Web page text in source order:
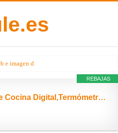
e imagen de dule.es
REBAJAS
Termómetro de Cocina Digital,Termómetro Cocina con LED Pantalla Táctil,6.5''Sonda Larga y Alarma,2-4s Lectura Instantánea,IPX6 Impermeable,Termómetro Horno para Agua,Carne,Barbacoa,Comida,Leche,Aceite